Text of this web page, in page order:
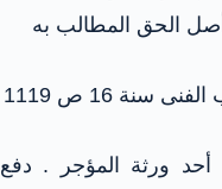
الحق المطالب به
أحد ورثة المؤجر . دفع